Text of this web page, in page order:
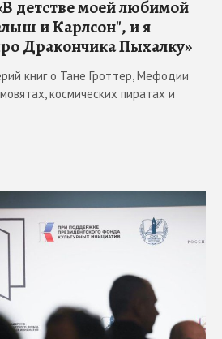
детстве моей любимой
и Карлсон", и я
Дракончика Пыхалку»
книг о Тане Гроттер, Мефодии
космических пиратах и